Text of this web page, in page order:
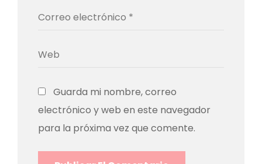
Guarda mi nombre, correo
electrónico y web en este navegador
para la próxima vez que comente.